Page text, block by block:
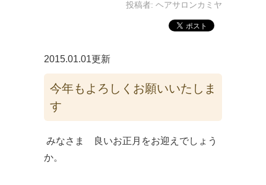
投稿者: ヘアサロンカミヤ
2015.01.01更新
今年もよろしくお願いいたしま
す
みなさま 良いお正月をお迎えでしょう
か。